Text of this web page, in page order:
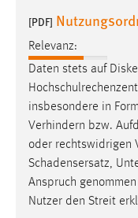
[PDF]
Relevanz:
Daten stets auf
insbesondere in
Verhindern bzw.
oder rechtswidrigen
Schadensersatz,
Anspruch
Nutzer den Streit